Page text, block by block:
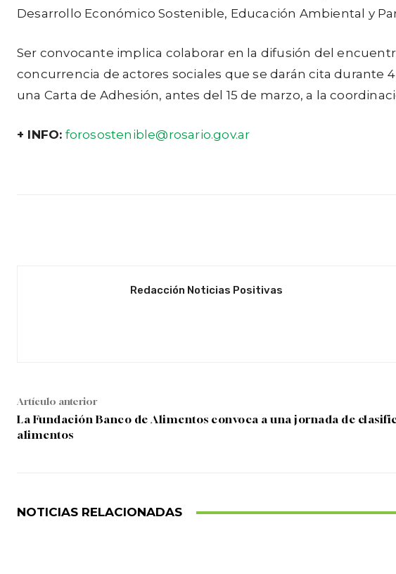
Desarrollo Económico Sostenible, Educación Ambiental y
Ser convocante implica colaborar en la difusión del
concurrencia de actores sociales que se darán cita durante
una Carta de Adhesión, antes del 15 de marzo, a la
+ INFO: forosostenible@rosario.gov.ar
Redacción Noticias Positivas
Artículo anterior
La Fundación Banco de Alimentos convoca a una jornada de
alimentos
NOTICIAS RELACIONADAS